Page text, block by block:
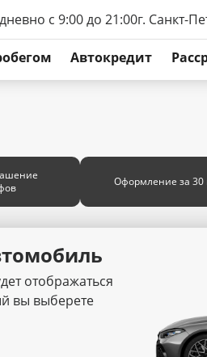
с 9:00 до 21:00г. Санкт-
Автокредит
Оформление за 30
отображаться
вы выберете